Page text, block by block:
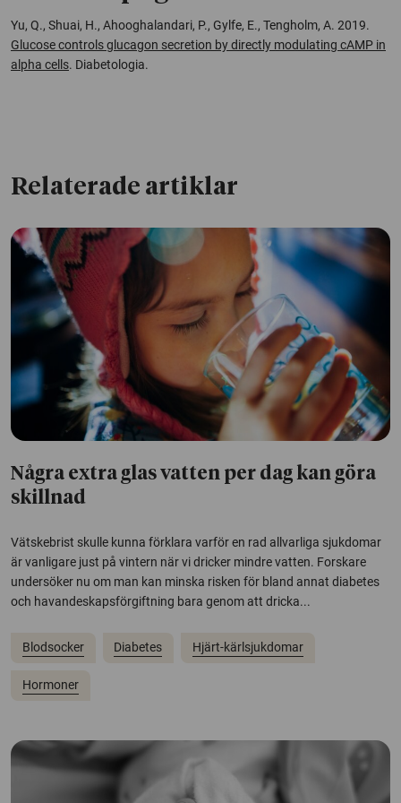
Yu, Q., Shuai, H., Ahooghalandari, P., Gylfe, E., Tengholm, A. 2019.
Glucose controls glucagon secretion by directly modulating cAMP in
alpha cells. Diabetologia.
Relaterade artiklar
Några extra glas vatten per dag kan göra
skillnad
Vätskebrist skulle kunna förklara varför en rad allvarliga sjukdomar
är vanligare just på vintern när vi dricker mindre vatten. Forskare
undersöker nu om man kan minska risken för bland annat diabetes
och havandeskapsförgiftning bara genom att dricka...
Blodsocker Diabetes Hjärt-kärlsjukdomar
Hormoner